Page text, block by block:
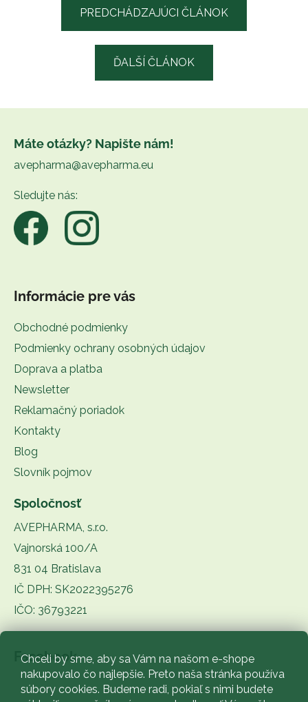
Chceli by sme, aby sa Vám na našom e-shope
nakupovalo čo najlepšie. Preto naša stránka používa
súbory cookies. Budeme radi, pokiaľ s nimi budete
PREDCHÁDZAJÚCI ČLÁNOK
ĎALŠÍ ČLÁNOK
Máte otázky? Napište nám!
avepharma@avepharma.eu
Sledujte nás:
Informácie pre vás
Obchodné podmienky
Podmienky ochrany osobných údajov
Doprava a platba
Newsletter
Reklamačný poriadok
Kontakty
Blog
Slovník pojmov
Spoločnosť
AVEPHARMA, s.r.o.
Vajnorská 100/A
831 04 Bratislava
IČ DPH: SK2022395276
IČO: 36793221
Facebook